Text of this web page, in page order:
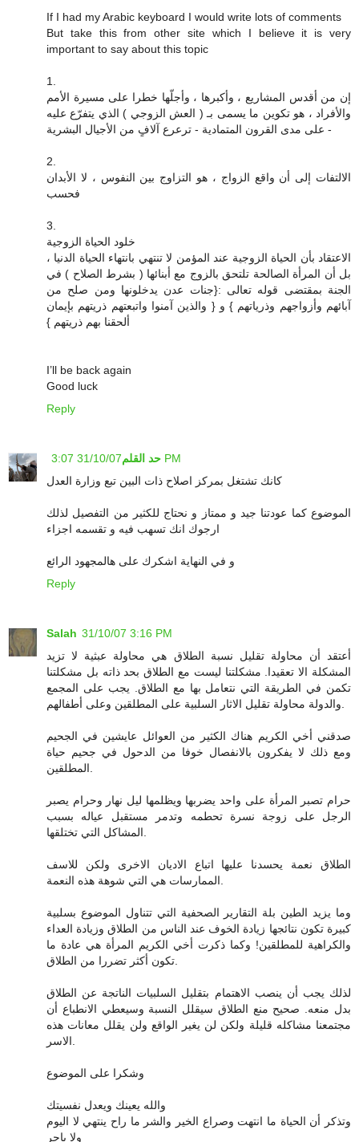
If I had my Arabic keyboard I would write lots of comments
But take this from other site which I believe it is very
important to say about this topic
1.
إن من أقدس المشاريع ، وأكبرها ، وأجلّها خطرا على مسيرة الأمم
والأفراد ، هو تكوين ما يسمى بـ ( العش الزوجي ) الذي يتفرّع عليه
- على مدى القرون المتمادية - ترعرع آلافٍ من الأجيال البشرية
2.
الالتفات إلى أن واقع الزواج ، هو التزاوج بين النفوس ، لا الأبدان
فحسب
3.
خلود الحياة الزوجية
الاعتقاد بأن الحياة الزوجية عند المؤمن لا تنتهي بانتهاء الحياة الدنيا ،
بل أن المرأة الصالحة تلتحق بالزوج مع أبنائها ( بشرط الصلاح ) في
الجنة بمقتضى قوله تعالى :{جنات عدن يدخلونها ومن صلح من
آبائهم وأزواجهم وذرياتهم } و { والذين آمنوا واتبعتهم ذريتهم بإيمان
ألحقنا بهم ذريتهم }
I’ll be back again
Good luck
Reply
حد القلم 31/10/07 3:07 PM
كانك تشتغل بمركز اصلاح ذات البين تبع وزارة العدل
الموضوع كما عودتنا جيد و ممتاز و نحتاج للكثير من التفصيل لذلك
ارجوك انك تسهب فيه و تقسمه اجزاء
و في النهاية اشكرك على هالمجهود الرائع
Reply
Salah 31/10/07 3:16 PM
أعتقد أن محاولة تقليل نسبة الطلاق هي محاولة عبثية لا تزيد
المشكلة الا تعقيدا. مشكلتنا ليست مع الطلاق بحد ذاته بل مشكلتنا
تكمن في الطريقة التي نتعامل بها مع الطلاق. يجب على المجمع
صدقني أخي الكريم هناك الكثير من العوائل عايشين في الجحيم
ومع ذلك لا يفكرون بالانفصال خوفا من الدحول في جحيم حياة
حرام تصبر المرأة على واحد يضربها ويظلمها ليل نهار وحرام يصبر
الرجل على زوجة نسرة تحطمه وتدمر مستقبل عياله بسبب
الطلاق نعمة يحسدنا عليها اتباع الاديان الاخرى ولكن للاسف
وما يزيد الطين بلة التقارير الصحفية التي تتناول الموضوع بسلبية
كبيرة تكون نتائجها زيادة الخوف عند الناس من الطلاق وزيادة العداء
والكراهية للمطلقين! وكما ذكرت أخي الكريم المرأة هي عادة ما
لذلك يجب أن ينصب الاهتمام بتقليل السلبيات الناتجة عن الطلاق
بدل منعه. صحيح منع الطلاق سيقلل النسبة وسيعطي الانطباع أن
مجتمعنا مشاكله قليلة ولكن لن يغير الواقع ولن يقلل معانات هذه
وشكرا على الموضوع
والله يعينك ويعدل نفسيتك
وتذكر أن الحياة ما انتهت وصراع الخير والشر ما راح ينتهي لا اليوم
ولا باجر